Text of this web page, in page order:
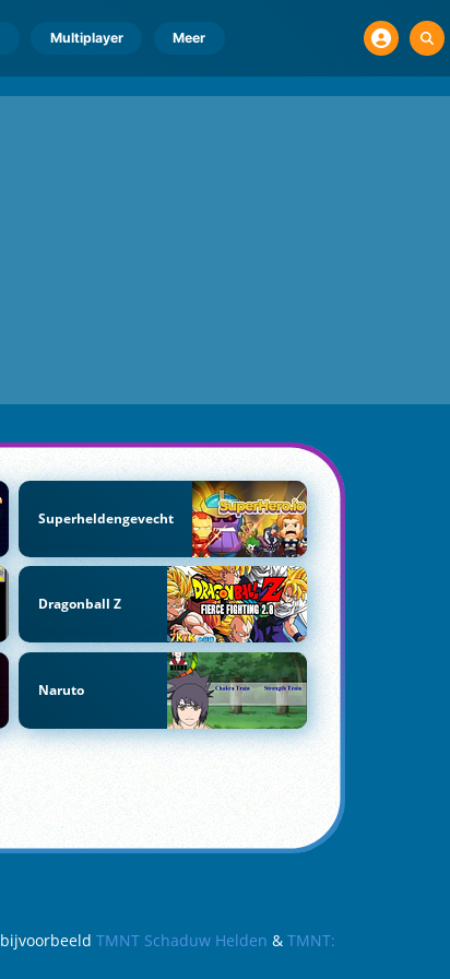
Multiplayer Meer
Superheldengevecht
Dragonball Z
Naruto
TMNT Schaduw Helden & TMNT: